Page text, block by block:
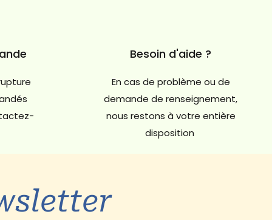
Besoin d'aide ?
En cas de problème ou de
demande de renseignement,
nous restons à votre entière
disposition